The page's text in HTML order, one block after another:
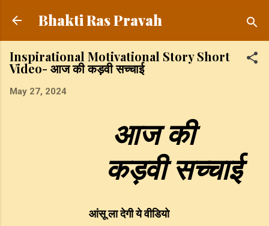
Skip to main content
Bhakti Ras Pravah
Inspirational Motivational Story Short
Video- आज की कड़वी सच्चाई
May 27, 2024
आज की
कड़वी सच्चाई
आंसू ला देगी ये वीडियो